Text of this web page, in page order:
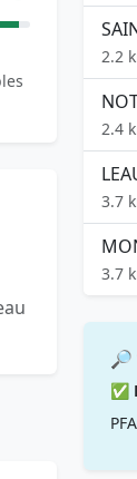
2.2
2.4
3.7
3.7
🔎
✅